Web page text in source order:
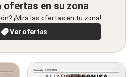
ofertas en su zona
¡Mira las ofertas en tu zona!
Ver ofertas